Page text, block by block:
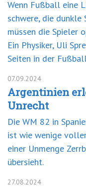
Wenn Fußball eine
schwere, die dunkle
müssen die Spieler
Ein Physiker, Uli
Seiten in der
07.09.2024
Argentinien
Unrecht
Die WM 82 in
ist wie wenige
einer Unmenge
übersieht.
27.08.2024